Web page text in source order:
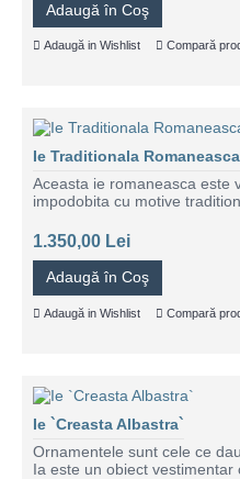
Adaugă în Coş
Adaugă in Wishlist Compară
Ie Traditionala
Aceasta ie romaneasca este
impodobita cu motive
1.350,00 Lei
Adaugă în Coş
Adaugă in Wishlist Compară
Ie `Creasta Albastra`
Ornamentele sunt cele ce
Ia este un obiect vestimentar